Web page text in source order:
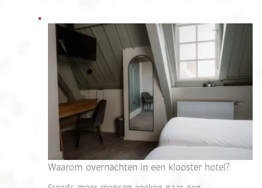
Waarom overnachten in een klooster hotel?